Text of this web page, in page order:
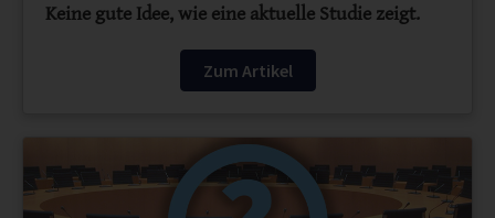
Keine gute Idee, wie eine aktuelle Studie zeigt.
Zum Artikel